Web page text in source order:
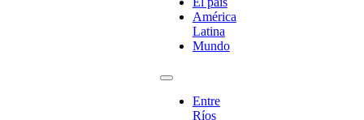
América
Latina
Mundo
Entre
Ríos
¡Ponete en contacto!